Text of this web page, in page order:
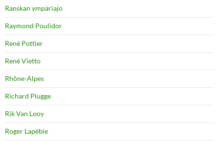
Ranskan ympäriajo
Raymond Poulidor
René Pottier
René Vietto
Rhône-Alpes
Richard Plugge
Rik Van Looy
Roger Lapébie